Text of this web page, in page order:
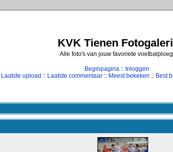
KVK Tienen
Alle foto's van jouw favoriete
Beginpagina :: Inloggen
Laatste upload :: Laatste commentaar:: Meest bekeken :: Best